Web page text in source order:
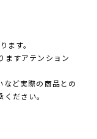
ます。
ますアテンション
など実際の商品との
ださい。